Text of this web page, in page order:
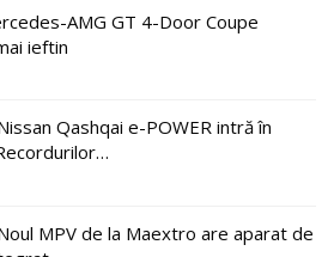
AMG GT 4-Door Coupe
ieftin
Qashqai e-POWER intră în
MPV de la Maextro are aparat de